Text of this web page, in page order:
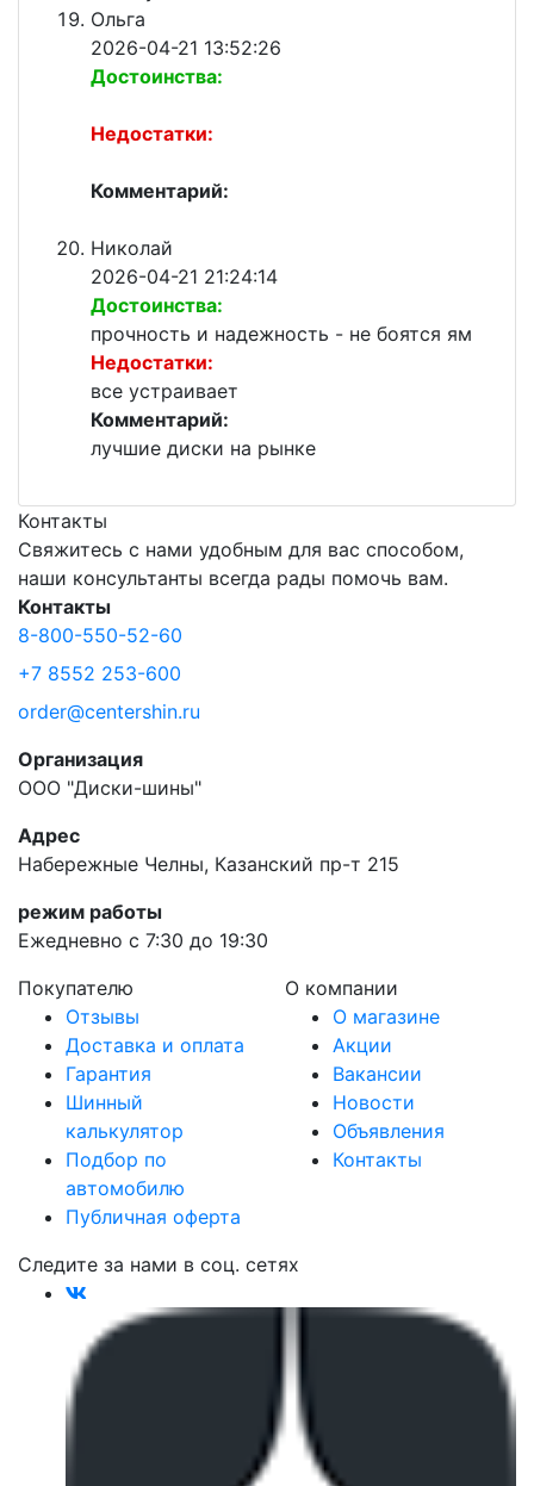
Ольга
2026-04-21 13:52:26
Достоинства:
Недостатки:
Комментарий:
Николай
2026-04-21 21:24:14
Достоинства:
прочность и надежность - не боятся ям
Недостатки:
все устраивает
Комментарий:
лучшие диски на рынке
Контакты
Свяжитесь с нами удобным для вас способом,
наши консультанты всегда рады помочь вам.
Контакты
8-800-550-52-60
+7 8552 253-600
order@centershin.ru
Организация
ООО "Диски-шины"
Адрес
Набережные Челны, Казанский пр-т 215
режим работы
Ежедневно с 7:30 до 19:30
Покупателю
Отзывы
Доставка и оплата
Гарантия
Шинный
калькулятор
Подбор по
автомобилю
Публичная оферта
О компании
О магазине
Акции
Вакансии
Новости
Объявления
Контакты
Следите за нами в соц. сетях